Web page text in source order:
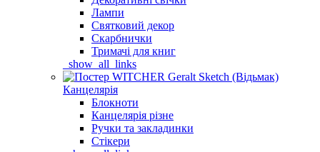
Лампи
Святковий декор
Скарбнички
Тримачі для книг
_show_all_links
Канцелярія
Блокноти
Канцелярія різне
Ручки та закладинки
Стікери